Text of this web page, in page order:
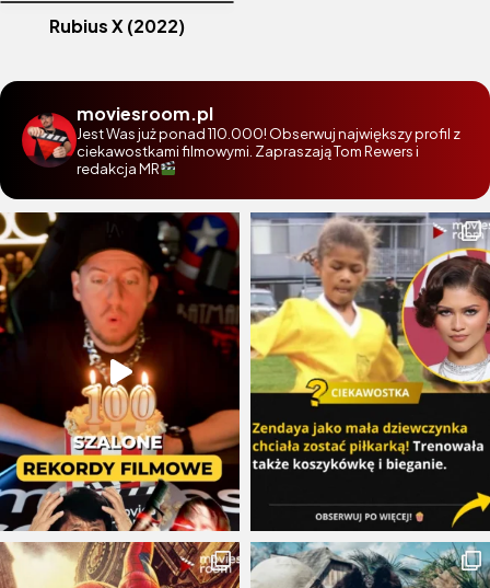
Rubius X (2022)
moviesroom.pl
Jest Was już ponad 110.000! Obserwuj największy profil z
ciekawostkami filmowymi. Zapraszają Tom Rewers i
redakcja MR